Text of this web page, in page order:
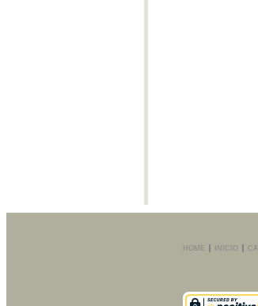
HOME INICIO